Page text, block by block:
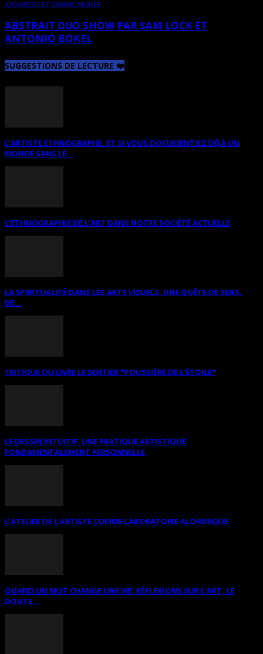
ANNONCES ET COMMUNIQUÉS
ABSTRAIT DUO SHOW PAR SAM LOCK ET
ANTONIO BOKEL
SUGGESTIONS DE LECTURE ❤️
L’ARTISTE ETHNOGRAPHE: ET SI VOUS DOCUMENTIEZ DÉJÀ UN
MONDE SANS LE...
L’ETHNOGRAPHIE DE L’ART DANS NOTRE SOCIÉTÉ ACTUELLE
LA SPIRITUALITÉ DANS LES ARTS VISUELS: UNE QUÊTE DE SENS,
DE...
CRITIQUE DU LIVRE LE SENTIER *POUSSIÈRE DE L’ÉTOILE*
LE DESSIN INTUITIF. UNE PRATIQUE ARTISTIQUE
FONDAMENTALEMENT PERSONNELLE
L’ATELIER DE L’ARTISTE COMME LABORATOIRE ALCHIMIQUE
QUAND UN MOT CHANGE UNE VIE: RÉFLEXIONS SUR L’ART, LE
DOUTE...